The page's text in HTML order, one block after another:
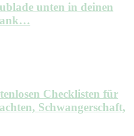
unten in deinen
Checklisten für
Schwangerschaft,